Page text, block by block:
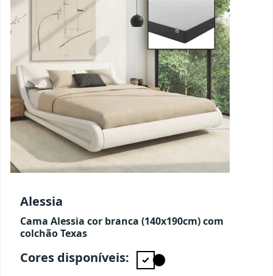
Alessia
Cama Alessia cor branca (140x190cm) com
colchão Texas
Cores disponíveis: